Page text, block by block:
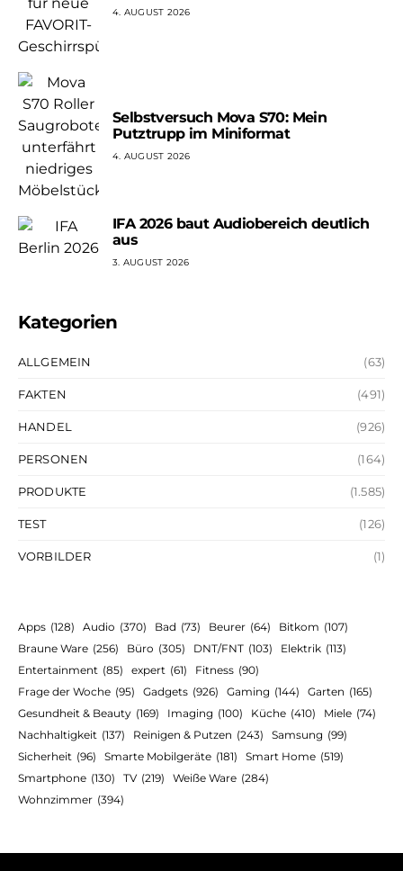
4. AUGUST 2026
Selbstversuch Mova S70: Mein
Putztrupp im Miniformat
4. AUGUST 2026
IFA 2026 baut Audiobereich deutlich
aus
3. AUGUST 2026
Kategorien
ALLGEMEIN (63)
FAKTEN (491)
HANDEL (926)
PERSONEN (164)
PRODUKTE (1.585)
TEST (126)
VORBILDER (1)
Apps (128) Audio (370) Bad (73) Beurer (64) Bitkom (107)
Braune Ware (256) Büro (305) DNT/FNT (103) Elektrik (113)
Entertainment (85) expert (61) Fitness (90)
Frage der Woche (95) Gadgets (926) Gaming (144) Garten (165)
Gesundheit & Beauty (169) Imaging (100) Küche (410) Miele (74)
Nachhaltigkeit (137) Reinigen & Putzen (243) Samsung (99)
Sicherheit (96) Smarte Mobilgeräte (181) Smart Home (519)
Smartphone (130) TV (219) Weiße Ware (284)
Wohnzimmer (394)